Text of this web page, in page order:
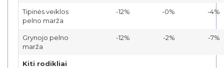
Tipinės veiklos
pelno marža
-12% -0% -4%
Grynojo pelno
marža
-12% -2% -7%
Kiti rodikliai